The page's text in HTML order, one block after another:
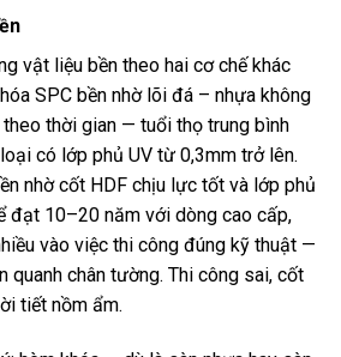
vật liệu bền theo hai cơ chế khác
SPC bền nhờ lõi đá – nhựa không
thời gian — tuổi thọ trung bình
có lớp phủ UV từ 0,3mm trở lên.
nhờ cốt HDF chịu lực tốt và lớp phủ
đạt 10–20 năm với dòng cao cấp,
vào việc thi công đúng kỹ thuật —
quanh chân tường. Thi công sai, cốt
tiết nồm ẩm.